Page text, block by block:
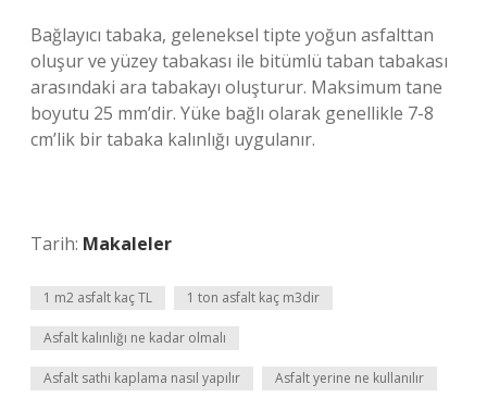
Bağlayıcı tabaka, geleneksel tipte yoğun asfalttan
oluşur ve yüzey tabakası ile bitümlü taban tabakası
arasındaki ara tabakayı oluşturur. Maksimum tane
boyutu 25 mm’dir. Yüke bağlı olarak genellikle 7-8
cm’lik bir tabaka kalınlığı uygulanır.
Tarih: Makaleler
1 m2 asfalt kaç TL 1 ton asfalt kaç m3dir
Asfalt kalınlığı ne kadar olmalı
Asfalt sathi kaplama nasıl yapılır Asfalt yerine ne kullanılır